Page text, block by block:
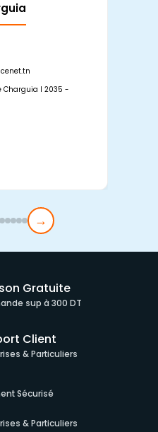
Charguia I 2035 -
→
Gratuite
sup à 300 DT
Client
& Particuliers
Sécurisé
& Particuliers